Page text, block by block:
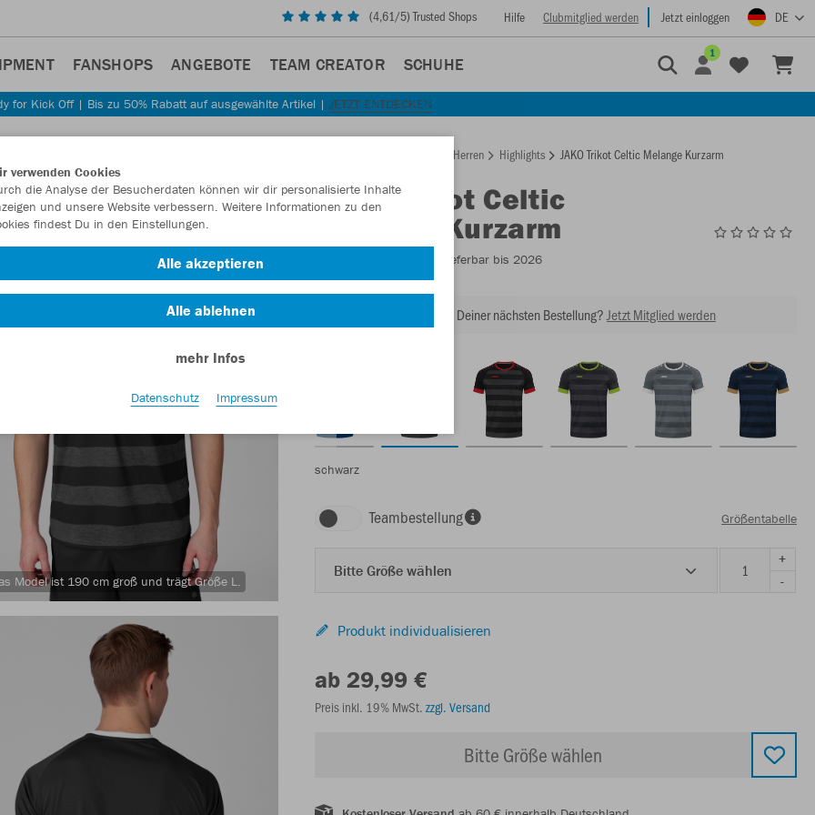
(4,61/5) Trusted Shops Hilfe Clubmitglied werden Jetzt einloggen DE
FANSHOPS ANGEBOTE TEAM CREATOR SCHUHE
1
for Kick Off | Bis zu 50% Rabatt auf ausgewählte Artikel | JETZT ENTDECKEN
Model ist 190 cm groß und trägt Größe L.
Herren Highlights JAKO Trikot Celtic Melange Kurzarm
JAKOTrikot Celtic
Melange Kurzarm
- Lieferbar bis 2026
Lust auf 30% Rabatt bei Deiner nächsten Bestellung? Jetzt Mitglied werden
schwarz
Teambestellung Größentabelle
Bitte Größe wählen
+
-
Produkt individualisieren
ab 29,99 €
Preis inkl. 19% MwSt. zzgl. Versand
Bitte Größe wählen
verwenden Cookies
die Analyse der Besucherdaten können wir dir personalisierte Inhalte
und unsere Website verbessern. Weitere Informationen zu den
findest Du in den Einstellungen.
Alle akzeptieren
Alle ablehnen
mehr Infos
Datenschutz Impressum